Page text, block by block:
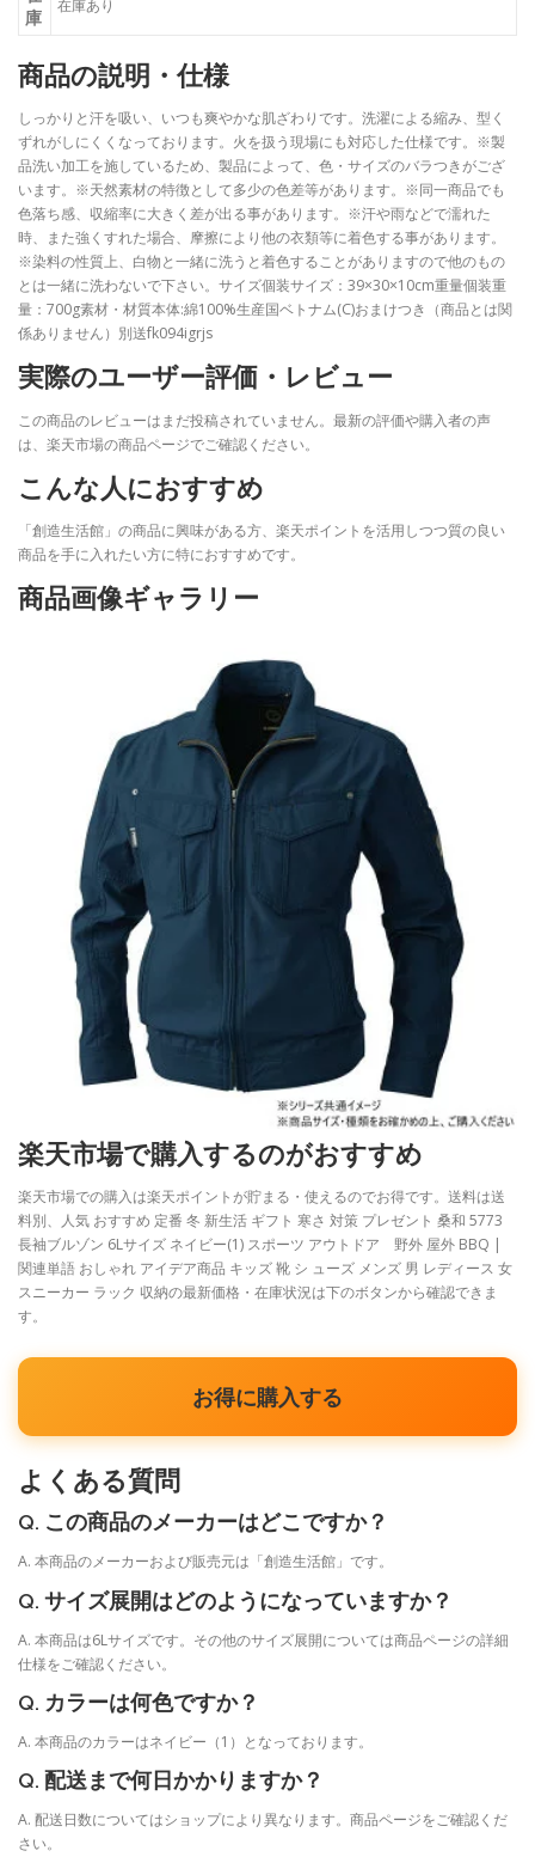
庫
在庫あり
商品の説明・仕様
しっかりと汗を吸い、いつも爽やかな肌ざわりです。洗濯による縮み、型く
ずれがしにくくなっております。火を扱う現場にも対応した仕様です。※製
品洗い加工を施しているため、製品によって、色・サイズのバラつきがござ
います。※天然素材の特徴として多少の色差等があります。※同一商品でも
色落ち感、収縮率に大きく差が出る事があります。※汗や雨などで濡れた
時、また強くすれた場合、摩擦により他の衣類等に着色する事があります。
※染料の性質上、白物と一緒に洗うと着色することがありますので他のもの
とは一緒に洗わないで下さい。サイズ個装サイズ：39×30×10cm重量個装重
量：700g素材・材質本体:綿100%生産国ベトナム(C)おまけつき（商品とは関
係ありません）別送fk094igrjs
実際のユーザー評価・レビュー
この商品のレビューはまだ投稿されていません。最新の評価や購入者の声
は、楽天市場の商品ページでご確認ください。
こんな人におすすめ
「創造生活館」の商品に興味がある方、楽天ポイントを活用しつつ質の良い
商品を手に入れたい方に特におすすめです。
商品画像ギャラリー
楽天市場で購入するのがおすすめ
楽天市場での購入は楽天ポイントが貯まる・使えるのでお得です。送料は送
料別、人気 おすすめ 定番 冬 新生活 ギフト 寒さ 対策 プレゼント 桑和 5773
長袖ブルゾン 6Lサイズ ネイビー(1) スポーツ アウトドア 野外 屋外 BBQ |
関連単語 おしゃれ アイデア商品 キッズ 靴 シ ューズ メンズ 男 レディース 女
スニーカー ラック 収納の最新価格・在庫状況は下のボタンから確認できま
す。
お得に購入する
よくある質問
Q. この商品のメーカーはどこですか？
A. 本商品のメーカーおよび販売元は「創造生活館」です。
Q. サイズ展開はどのようになっていますか？
A. 本商品は6Lサイズです。その他のサイズ展開については商品ページの詳細
仕様をご確認ください。
Q. カラーは何色ですか？
A. 本商品のカラーはネイビー（1）となっております。
Q. 配送まで何日かかりますか？
A. 配送日数についてはショップにより異なります。商品ページをご確認くだ
さい。